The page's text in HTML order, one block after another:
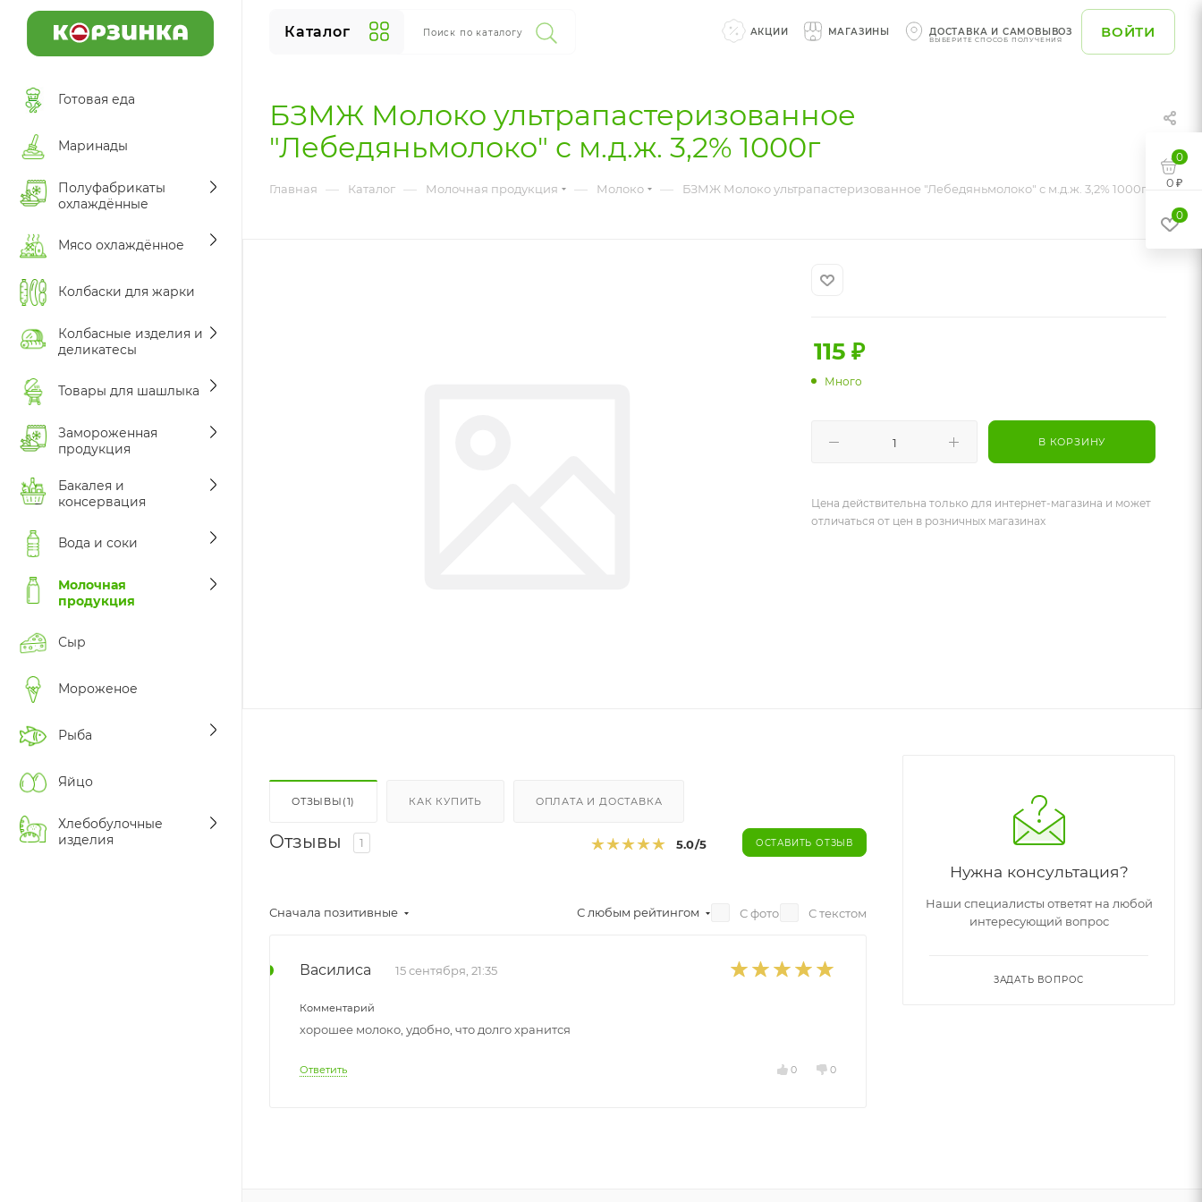
ВОЙТИ
ДОСТАВКА И САМОВЫВОЗ
ВЫБЕРИТЕ СПОСОБ ПОЛУЧЕНИЯ
МАГАЗИНЫ
АКЦИИ
Каталог Поиск по каталогу
Готовая еда
Маринады
Полуфабрикаты
охлаждённые
Мясо охлаждённое
Колбаски для жарки
Колбасные изделия и
деликатесы
Товары для шашлыка
Замороженная
продукция
Бакалея и
консервация
Вода и соки
Молочная
продукция
Сыр
Мороженое
Рыба
Яйцо
Хлебобулочные
изделия
БЗМЖ Молоко ультрапастеризованное
"Лебедяньмолоко" с м.д.ж. 3,2% 1000г
Главная — Каталог — Молочная продукция — Молоко — БЗМЖ Молоко ультрапастеризованное "Лебедяньмолоко" с м.д.ж. 3,2% 1000г
115₽
Много
В КОРЗИНУ
Цена действительна только для интернет-магазина и может
отличаться от цен в розничных магазинах
ОТЗЫВЫ(1) КАК КУПИТЬ ОПЛАТА И ДОСТАВКА
Отзывы 1 5.0/5 ОСТАВИТЬ ОТЗЫВ
Сначала позитивные С любым рейтингом С фото С текстом
Василиса 15 сентября, 21:35
Комментарий
хорошее молоко, удобно, что долго хранится
Ответить 0 0
Нужна консультация?
Наши специалисты ответят на любой
интересующий вопрос
ЗАДАТЬ ВОПРОС
0
0 ₽
0